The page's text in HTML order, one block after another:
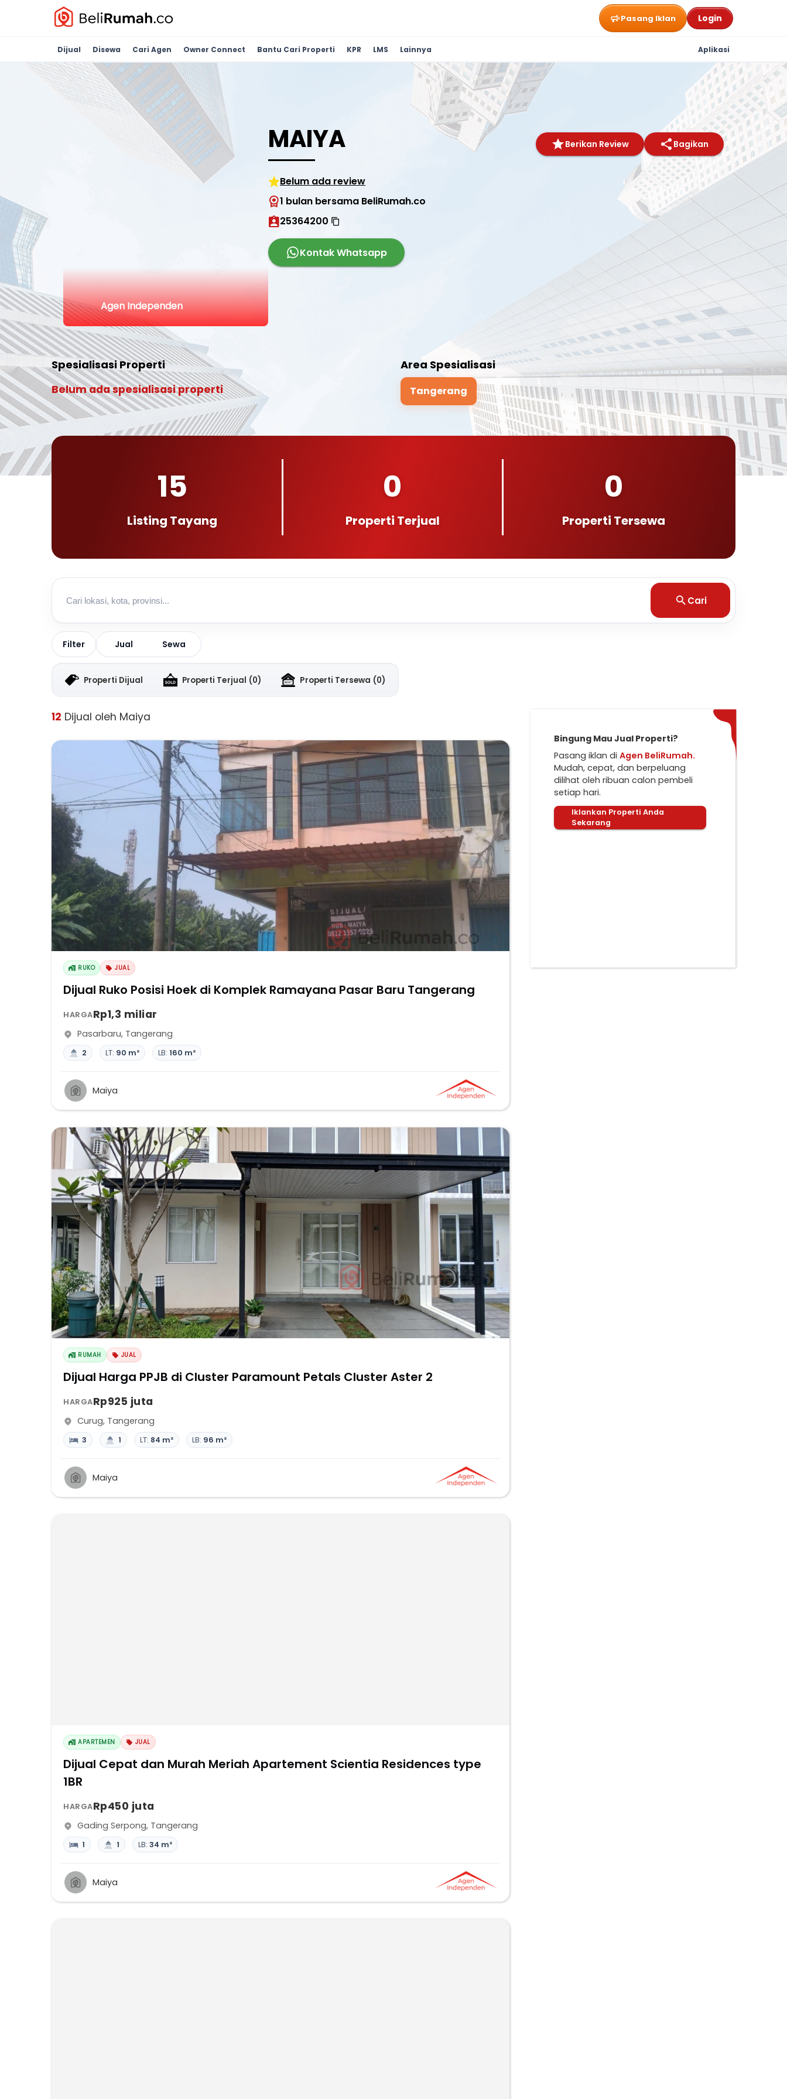
Pasang Iklan Login
Dijual Disewa Cari Agen Owner Connect Bantu Cari Properti KPR LMS Lainnya Aplikasi
Agen Independen
MAIYA Berikan Review Bagikan
Belum ada review
1 bulan bersama BeliRumah.co
25364200
Kontak Whatsapp
Spesialisasi Properti
Belum ada spesialisasi properti
Area Spesialisasi
Tangerang
15
Listing Tayang
0
Properti Terjual
0
Properti Tersewa
Cari
Filter Jual Sewa
Properti Dijual Properti Terjual (0) Properti Tersewa (0)
12 Dijual oleh Maiya
RUKO JUAL
Dijual Ruko Posisi Hoek di Komplek Ramayana Pasar Baru Tangerang
HARGARp1,3 miliar
Pasarbaru, Tangerang
2 LT: 90 m² LB: 160 m²
Maiya
RUMAH JUAL
Dijual Harga PPJB di Cluster Paramount Petals Cluster Aster 2
HARGARp925 juta
Curug, Tangerang
3 1 LT: 84 m² LB: 96 m²
Maiya
APARTEMEN JUAL
Dijual Cepat dan Murah Meriah Apartement Scientia Residences type
1BR
HARGARp450 juta
Gading Serpong, Tangerang
1 1 LB: 34 m²
Maiya
Bingung Mau Jual Properti?
Pasang iklan di Agen BeliRumah.
Mudah, cepat, dan berpeluang
dilihat oleh ribuan calon pembeli
setiap hari.
Iklankan Properti Anda
Sekarang